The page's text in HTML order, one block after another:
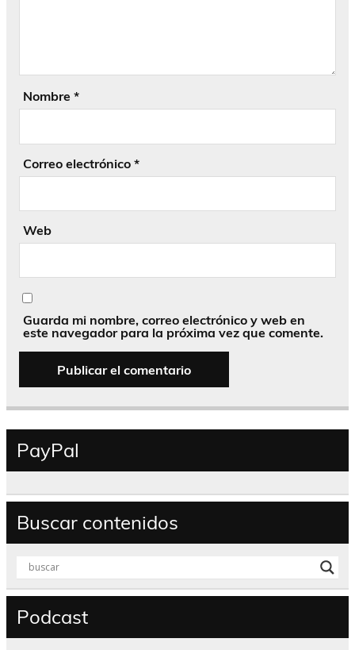
Nombre *
Correo electrónico *
Web
Guarda mi nombre, correo electrónico y web en
este navegador para la próxima vez que comente.
PayPal
Buscar contenidos
Podcast